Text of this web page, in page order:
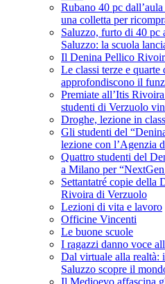
Rubano 40 pc
una colletta per
Saluzzo, furto di 40
Saluzzo: la scuola
Il Denina Pellico
Le classi terze e
approfondiscono il
Premiate all’Itis
studenti di Verzuolo
Droghe, lezione in
Gli studenti del
lezione con l’Agenzia
Quattro studenti del
a Milano per
Settantatré copie della
Rivoira di Verzuolo
Lezioni di vita e lavoro
Officine Vincenti
Le buone scuole
I ragazzi danno voce
Dal virtuale alla
Saluzzo scopre il